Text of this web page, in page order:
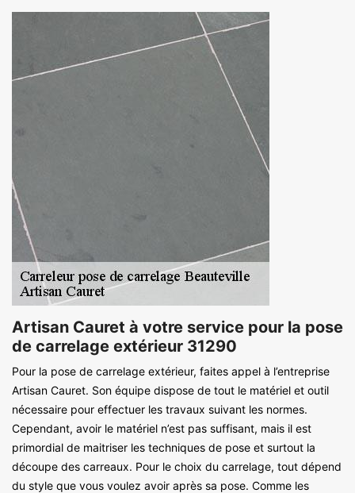
Artisan Cauret à votre service pour la pose
de carrelage extérieur 31290
Pour la pose de carrelage extérieur, faites appel à l’entreprise
Artisan Cauret. Son équipe dispose de tout le matériel et outil
nécessaire pour effectuer les travaux suivant les normes.
Cependant, avoir le matériel n’est pas suffisant, mais il est
primordial de maitriser les techniques de pose et surtout la
découpe des carreaux. Pour le choix du carrelage, tout dépend
du style que vous voulez avoir après sa pose. Comme les